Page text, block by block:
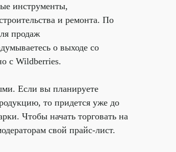
инструменты,
и ремонта. По
продаж
о выходе со
с Wildberries.
Если вы планируете
то придется уже до
Чтобы начать торговать на
свой прайс-лист.